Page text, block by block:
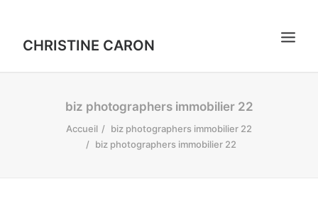
CHRISTINE CARON
PORTRAITSbiz photographers immobilier 22
Accueil
biz photographers immobilier 22
biz photographers immobilier 22